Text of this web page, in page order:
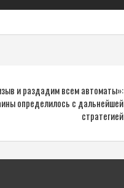
и раздадим всем автоматы»:
определилось с дальнейшей
стратегией